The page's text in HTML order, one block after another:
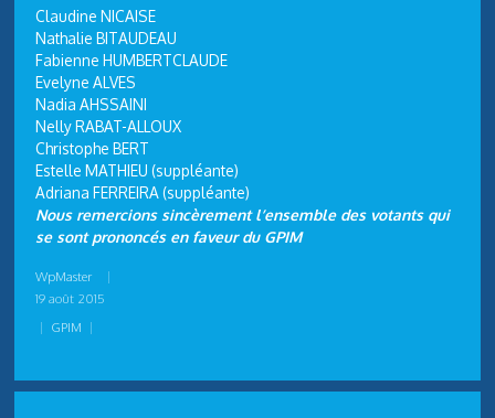
Claudine NICAISE
Nathalie BITAUDEAU
Fabienne HUMBERTCLAUDE
Evelyne ALVES
Nadia AHSSAINI
Nelly RABAT-ALLOUX
Christophe BERT
Estelle MATHIEU (suppléante)
Adriana FERREIRA (suppléante)
Nous remercions sincèrement l’ensemble des votants qui
se sont prononcés en faveur du GPIM
WpMaster
|
19 août 2015
| GPIM |